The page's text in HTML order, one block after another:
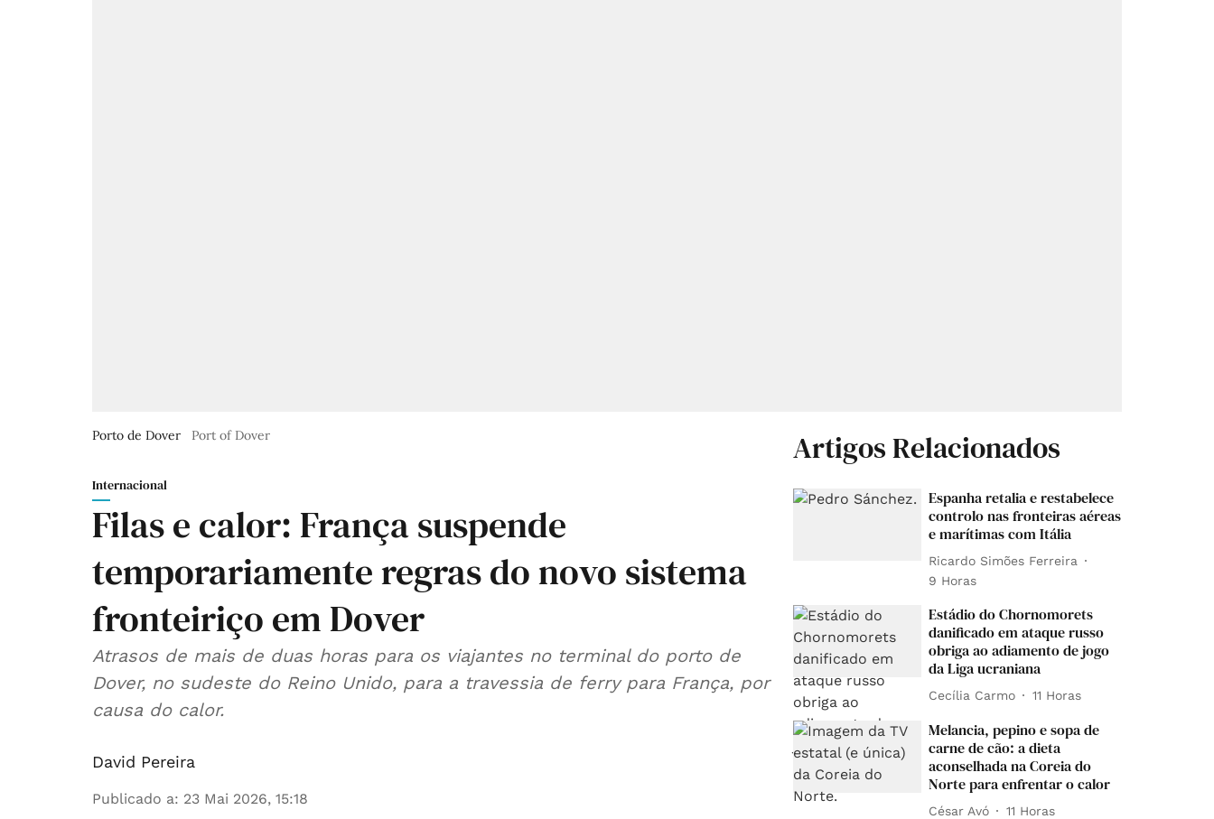
Porto de Dover Port of Dover
Internacional
Filas e calor: França suspende
temporariamente regras do novo sistema
fronteiriço em Dover
Atrasos de mais de duas horas para os viajantes no terminal do porto de
Dover, no sudeste do Reino Unido, para a travessia de ferry para França, por
causa do calor.
David Pereira
Publicado a: 23 Mai 2026, 15:18
Artigos Relacionados
Espanha retalia e restabelece
controlo nas fronteiras aéreas
e marítimas com Itália
Ricardo Simões Ferreira
9 Horas
Estádio do Chornomorets
danificado em ataque russo
obriga ao adiamento de jogo
da Liga ucraniana
Cecília Carmo 11 Horas
Melancia, pepino e sopa de
carne de cão: a dieta
aconselhada na Coreia do
Norte para enfrentar o calor
César Avó 11 Horas